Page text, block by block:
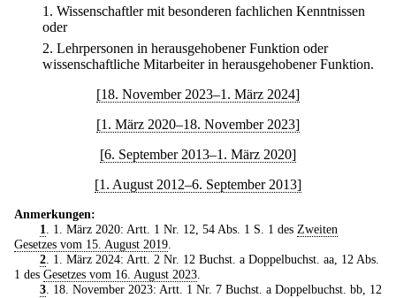
1. Wissenschaftler mit besonderen fachlichen Kenntnissen
oder
2. Lehrpersonen in herausgehobener Funktion oder
wissenschaftliche Mitarbeiter in herausgehobener Funktion.
[18. November 2023–1. März 2024]
[1. März 2020–18. November 2023]
[6. September 2013–1. März 2020]
[1. August 2012–6. September 2013]
Anmerkungen:
1
. 1. März 2020: Artt. 1 Nr. 12, 54 Abs. 1 S. 1 des Zweiten
Gesetzes vom 15. August 2019
2. 1. März 2024: Artt. 2 Nr. 12 Buchst. a Doppelbuchst. aa, 12 Abs.
1 des Gesetzes vom 16. August 2023
3. 18. November 2023: Artt. 1 Nr. 7 Buchst. a Doppelbuchst. bb, 12